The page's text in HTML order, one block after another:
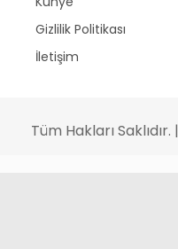
Gizlilik Politikası
İletişim
Tüm Hakları Saklıdır. |